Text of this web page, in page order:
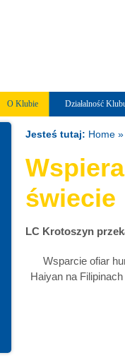
O Klubie Działalność
Jesteś tutaj: Home»
świecie
LC Krotoszyn
Wsparcie ofiar
Haiyan na